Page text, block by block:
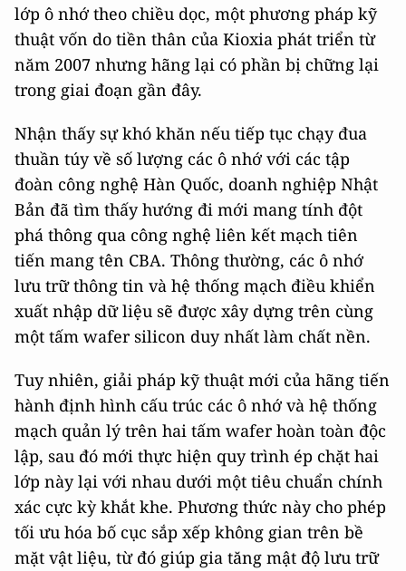
lớp ô nhớ theo chiều dọc, một phương pháp kỹ
thuật vốn do tiền thân của Kioxia phát triển từ
năm 2007 nhưng hãng lại có phần bị chững lại
trong giai đoạn gần đây.
Nhận thấy sự khó khăn nếu tiếp tục chạy đua
thuần túy về số lượng các ô nhớ với các tập
đoàn công nghệ Hàn Quốc, doanh nghiệp Nhật
Bản đã tìm thấy hướng đi mới mang tính đột
phá thông qua công nghệ liên kết mạch tiên
tiến mang tên CBA. Thông thường, các ô nhớ
lưu trữ thông tin và hệ thống mạch điều khiển
xuất nhập dữ liệu sẽ được xây dựng trên cùng
một tấm wafer silicon duy nhất làm chất nền.
Tuy nhiên, giải pháp kỹ thuật mới của hãng tiến
hành định hình cấu trúc các ô nhớ và hệ thống
mạch quản lý trên hai tấm wafer hoàn toàn độc
lập, sau đó mới thực hiện quy trình ép chặt hai
lớp này lại với nhau dưới một tiêu chuẩn chính
xác cực kỳ khắt khe. Phương thức này cho phép
tối ưu hóa bố cục sắp xếp không gian trên bề
mặt vật liệu, từ đó giúp gia tăng mật độ lưu trữ